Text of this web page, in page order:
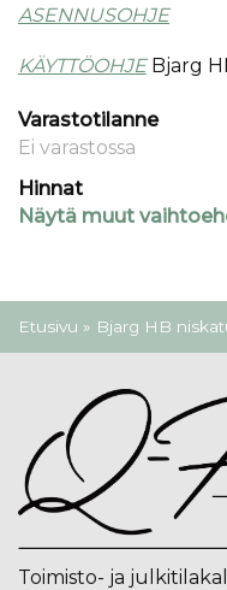
ASENNUSOHJE
KÄYTTÖOHJEBjarg
Varastotilanne
Ei varastossa
Hinnat
Näytä muut
Olet täällä
Etusivu » Bjarg HB
Toimisto- ja